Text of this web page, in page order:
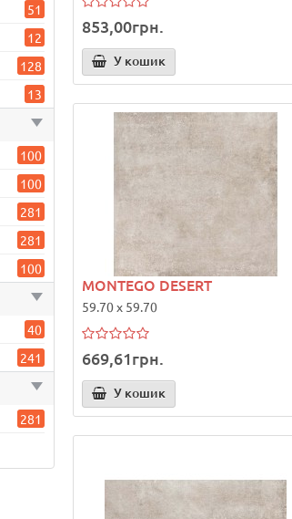
51
12
128
13
100
100
281
281
100
40
241
281
853,00грн.
У кошик
MONTEGO DESERT
59.70 x 59.70
669,61грн.
У кошик